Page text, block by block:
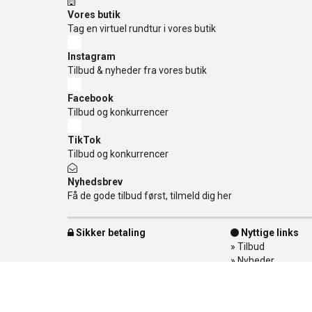
Vores butik
Tag en virtuel rundtur i vores butik
Instagram
Tilbud & nyheder fra vores butik
Facebook
Tilbud og konkurrencer
TikTok
Tilbud og konkurrencer
Nyhedsbrev
Få de gode tilbud først, tilmeld dig her
Sikker betaling
Nyttige links
» Tilbud
» Nyheder